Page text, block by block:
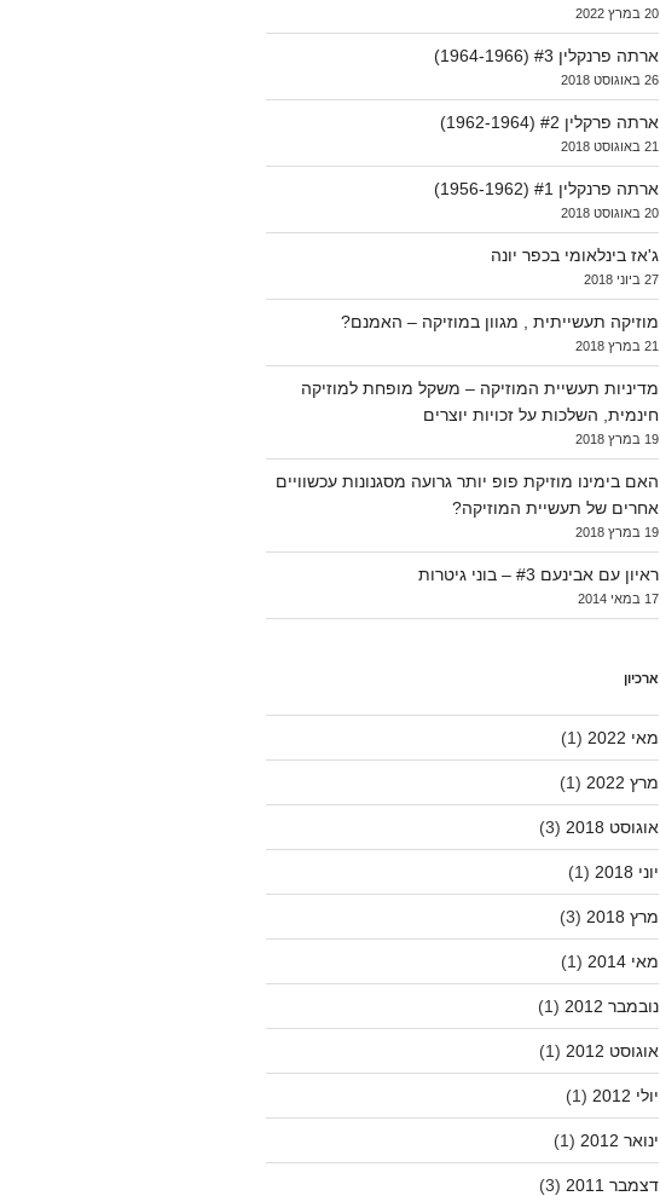
20 במרץ 2022
ארתה פרנקלין #3 (1964-1966)
26 באוגוסט 2018
ארתה פרקלין #2 (1962-1964)
21 באוגוסט 2018
ארתה פרנקלין #1 (1956-1962)
20 באוגוסט 2018
ג'אז בינלאומי בכפר יונה
27 ביוני 2018
מוזיקה תעשייתית , מגוון במוזיקה – האמנם?
21 במרץ 2018
מדיניות תעשיית המוזיקה – משקל מופחת למוזיקה
חינמית, השלכות על זכויות יוצרים
19 במרץ 2018
האם בימינו מוזיקת פופ יותר גרועה מסגנונות עכשוויים
אחרים של תעשיית המוזיקה?
19 במרץ 2018
ראיון עם אבינעם #3 – בוני גיטרות
17 במאי 2014
ארכיון
מאי 2022 (1)
מרץ 2022 (1)
אוגוסט 2018 (3)
יוני 2018 (1)
מרץ 2018 (3)
מאי 2014 (1)
נובמבר 2012 (1)
אוגוסט 2012 (1)
יולי 2012 (1)
ינואר 2012 (1)
דצמבר 2011 (3)